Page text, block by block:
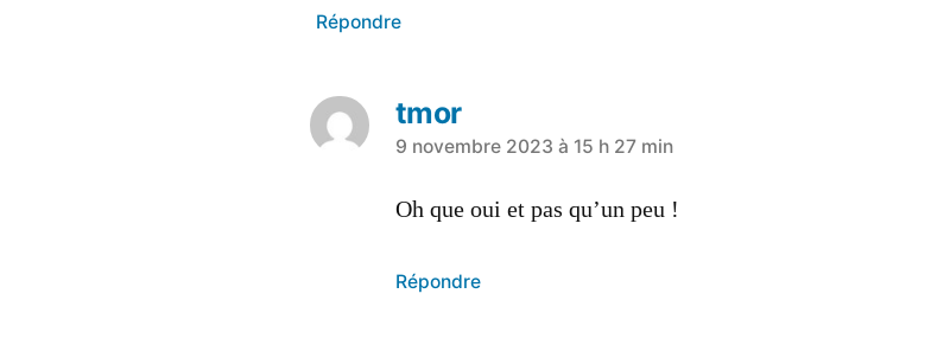
Répondre
tmor
9 novembre 2023 à 15 h 27 min
Oh que oui et pas qu’un peu !
Répondre